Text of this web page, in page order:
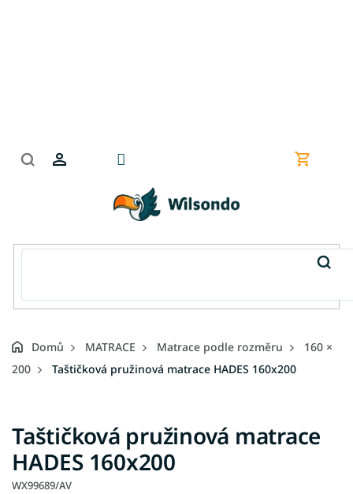
Nákupní
Domů MATRACE Matrace podle rozměru
160 ×
200
Taštičková pružinová matrace HADES 160x200
Taštičková pružinová matrace
HADES 160x200
WX99689/AV